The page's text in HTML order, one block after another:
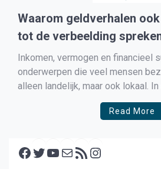
Waarom geldverhalen
tot de verbeelding
Inkomen, vermogen en financieel
onderwerpen die veel mensen
alleen landelijk, maar ook lokaal.
Medemblik, met dorpen als
Opperdoes, Abbekerk,
ondernemerschap, pensioen,
Read More
Facebook Twitter YouTube E-mail RSS feed